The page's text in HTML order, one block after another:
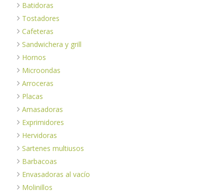
Batidoras
Tostadores
Cafeteras
Sandwichera y grill
Hornos
Microondas
Arroceras
Placas
Amasadoras
Exprimidores
Hervidoras
Sartenes multiusos
Barbacoas
Envasadoras al vacío
Molinillos